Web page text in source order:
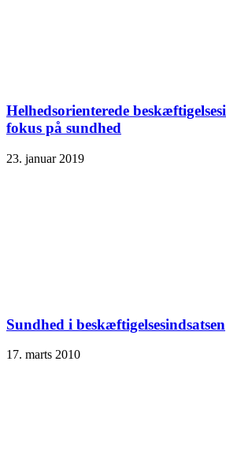
Helhedsorienterede
fokus på sundhed
23. januar 2019
Sundhed i beskæftigelsesindsatsen
17. marts 2010